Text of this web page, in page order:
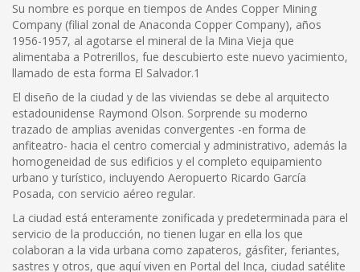
Su nombre es porque en tiempos de Andes Copper Mining
Company (filial zonal de Anaconda Copper Company), años
1956-1957, al agotarse el mineral de la Mina Vieja que
alimentaba a Potrerillos, fue descubierto este nuevo yacimiento,
llamado de esta forma El Salvador.1
El diseño de la ciudad y de las viviendas se debe al arquitecto
estadounidense Raymond Olson. Sorprende su moderno
trazado de amplias avenidas convergentes -en forma de
anfiteatro- hacia el centro comercial y administrativo, además la
homogeneidad de sus edificios y el completo equipamiento
urbano y turístico, incluyendo Aeropuerto Ricardo García
Posada, con servicio aéreo regular.
La ciudad está enteramente zonificada y predeterminada para el
servicio de la producción, no tienen lugar en ella los que
colaboran a la vida urbana como zapateros, gásfiter, feriantes,
sastres y otros, que aquí viven en Portal del Inca, ciudad satélite